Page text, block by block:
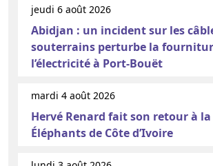
jeudi 6 août 2026
Abidjan : un incident sur les
souterrains perturbe la
l’électricité à Port-Bouët
mardi 4 août 2026
Hervé Renard fait son retour à
Éléphants de Côte d’Ivoire